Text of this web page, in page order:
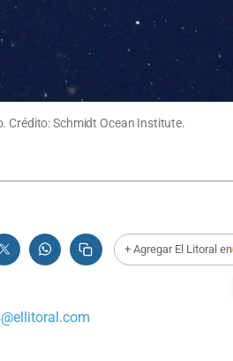
Crédito: Schmidt Ocean Institute.
+ Agregar El Litoral en